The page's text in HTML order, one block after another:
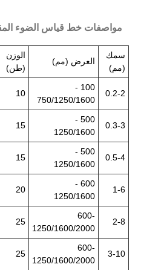
مواصفات خط قياس الضوء
سمك
(مم)
العرض (مم)
الوزن
(طن)
0.2-2
100 -
750/1250/1600
10
0.3-3
500 -
1250/1600
15
0.5-4
500 -
1250/1600
15
1-6
600 -
1250/1600
20
2-8
600-
1250/1600/2000
25
3-10
600-
1250/1600/2000
25